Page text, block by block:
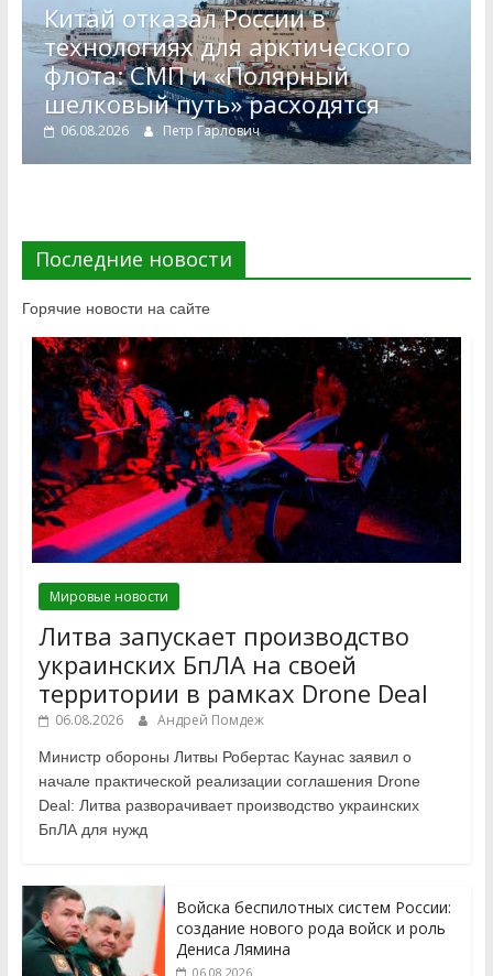
Китай отказал России в
технологиях для арктического
флота: СМП и «Полярный
шелковый путь» расходятся
06.08.2026 Петр Гарлович
Последние новости
Горячие новости на сайте
Мировые новости
Литва запускает производство
украинских БпЛА на своей
территории в рамках Drone Deal
06.08.2026 Андрей Помдеж
Министр обороны Литвы Робертас Каунас заявил о
начале практической реализации соглашения Drone
Deal: Литва разворачивает производство украинских
БпЛА для нужд
Войска беспилотных систем России:
создание нового рода войск и роль
Дениса Лямина
06.08.2026